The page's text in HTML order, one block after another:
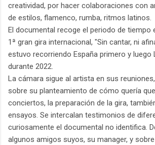
creatividad, por hacer colaboraciones con
de estilos, flamenco, rumba, ritmos latinos.
El documental recoge el periodo de tiempo
1ª gran gira internacional, "Sin cantar, ni
estuvo recorriendo España primero y luego
durante 2022.
La cámara sigue al artista en sus
sobre su planteamiento de cómo quería
conciertos, la preparación de la gira,
ensayos. Se intercalan testimonios de
curiosamente el documental no identifica.
algunos amigos suyos, su manager, y